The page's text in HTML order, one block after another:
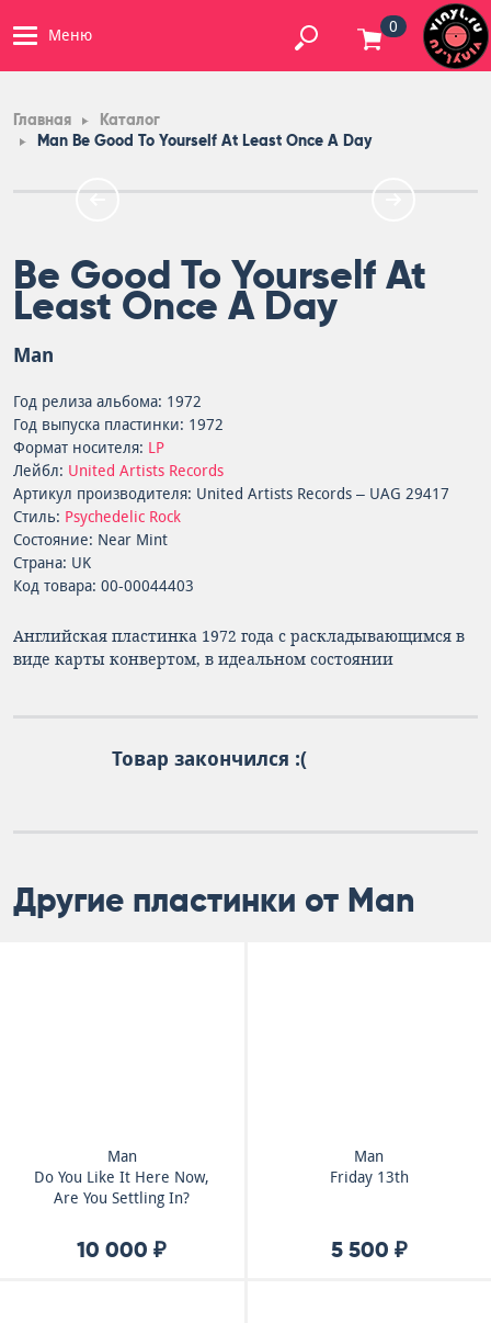
Меню 0
Главная
Каталог
Man Be Good To Yourself At Least Once A Day
Be Good To Yourself At
Least Once A Day
Man
Год релиза альбома: 1972
Год выпуска пластинки: 1972
Формат носителя: LP
Лейбл: United Artists Records
Артикул производителя: United Artists Records – UAG 29417
Стиль: Psychedelic Rock
Состояние: Near Mint
Страна: UK
Код товара: 00-00044403
Английская пластинка 1972 года с раскладывающимся в
виде карты конвертом, в идеальном состоянии
Товар закончился :(
Другие пластинки от Man
Man
Do You Like It Here Now,
Are You Settling In?
10 000 ₽
Man
Friday 13th
5 500 ₽